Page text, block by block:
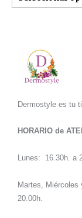
Dermostyle es tu
HORARIO de
Lunes: 16.30h. a
Martes,
20.00h.